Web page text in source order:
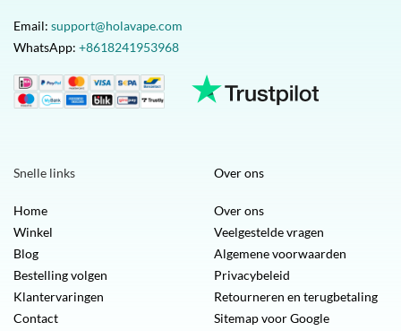
Email: support@holavape.com
WhatsApp: +8618241953968
Snelle links
Home
Winkel
Blog
Bestelling volgen
Klantervaringen
Contact
Over ons
Over ons
Veelgestelde vragen
Algemene voorwaarden
Privacybeleid
Retourneren en terugbetaling
Sitemap voor Google